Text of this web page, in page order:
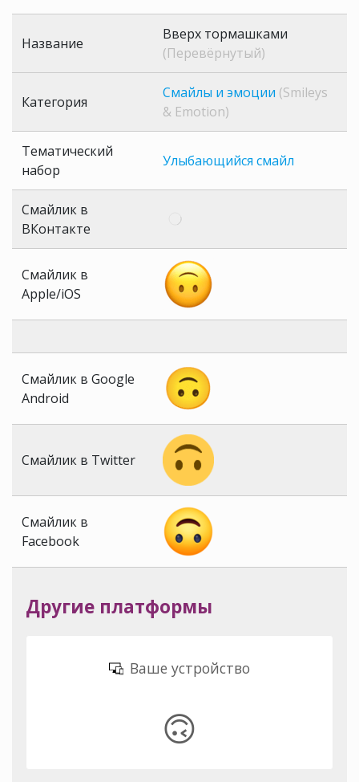
Название
Вверх тормашками
(Перевёрнутый)
Категория
Смайлы и эмоции (Smileys
& Emotion)
Тематический
набор
Улыбающийся смайл
Смайлик в
ВКонтакте
Смайлик в
Apple/iOS
Смайлик в Google
Android
Смайлик в Twitter
Смайлик в
Facebook
Другие платформы
Ваше устройство
🙃